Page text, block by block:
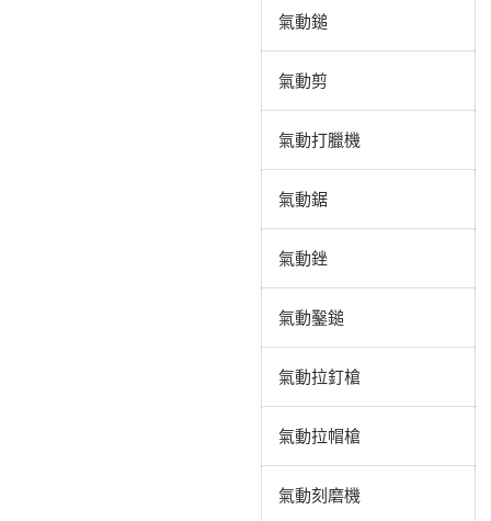
氣動鎚
氣動剪
氣動打臘機
氣動鋸
氣動銼
氣動鑿鎚
氣動拉釘槍
氣動拉帽槍
氣動刻磨機